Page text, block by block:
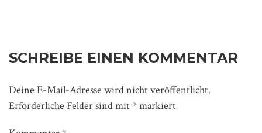
SCHREIBE EINEN KOMMENTAR
Deine E-Mail-Adresse wird nicht veröffentlicht.
Erforderliche Felder sind mit * markiert